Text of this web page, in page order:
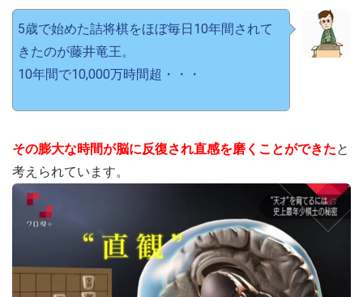
5歳で始めた詰将棋をほぼ毎日10年間されて
きたのが藤井竜王。
10年間で10,000万時間超・・・
その膨大な時間が脳に反復され直感を磨くことができたと
考えられています。